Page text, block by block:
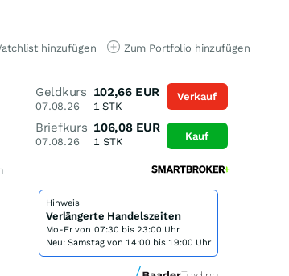
hinzufügen Zum Portfolio hinzufügen
Geldkurs
07.08.26
102,66 EUR
1 STK
Briefkurs
07.08.26
106,08 EUR
1 STK
Verkauf
Kauf
Hinweis
Verlängerte Handelszeiten
Mo-Fr von 07:30 bis 23:00 Uhr
Neu: Samstag von 14:00 bis 19:00 Uhr